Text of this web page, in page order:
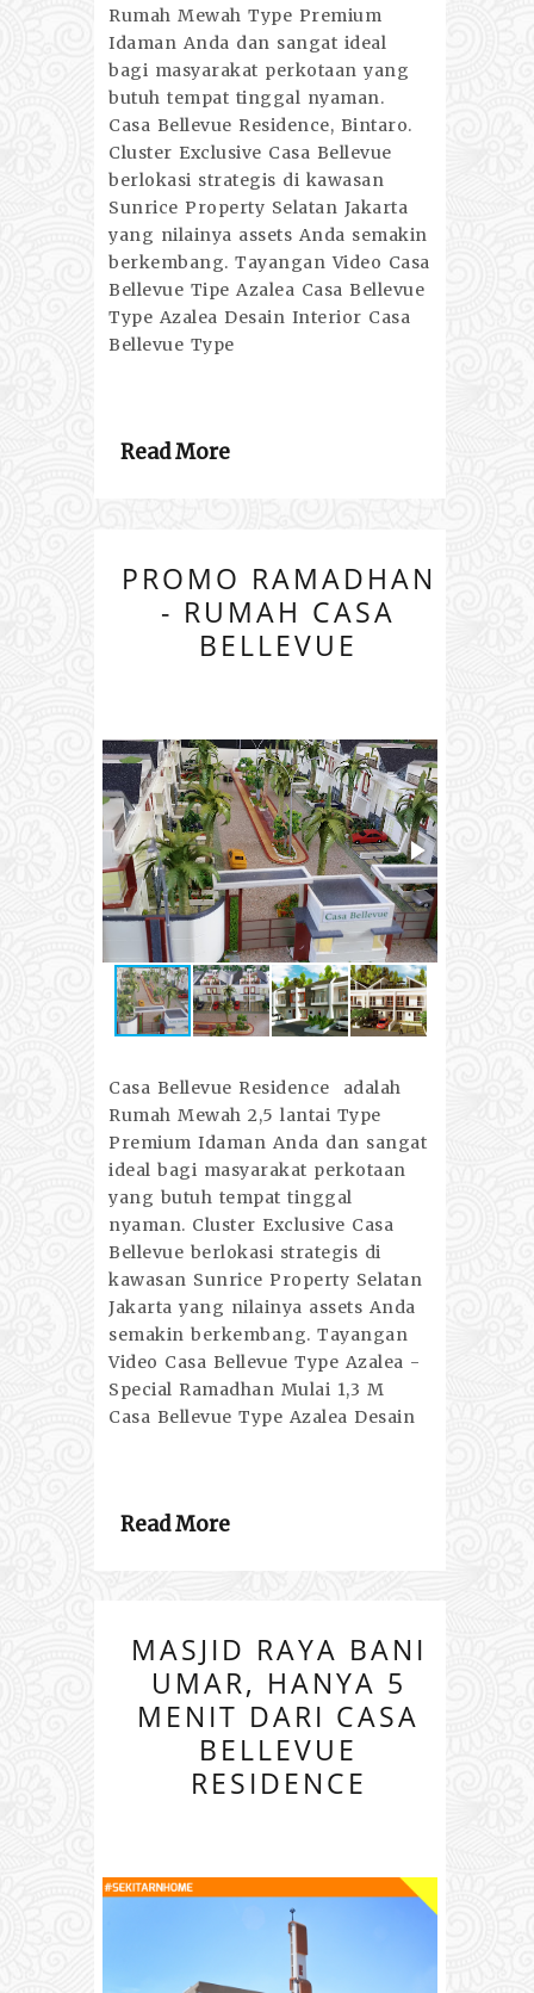
Rumah Mewah Type Premium
Idaman Anda dan sangat ideal
bagi masyarakat perkotaan yang
butuh tempat tinggal nyaman.
Casa Bellevue Residence, Bintaro.
Cluster Exclusive Casa Bellevue
berlokasi strategis di kawasan
Sunrice Property Selatan Jakarta
yang nilainya assets Anda semakin
berkembang. Tayangan Video Casa
Bellevue Tipe Azalea Casa Bellevue
Type Azalea Desain Interior Casa
Bellevue Type
Read More
PROMO RAMADHAN
- RUMAH CASA
BELLEVUE
Casa Bellevue Residence adalah
Rumah Mewah 2,5 lantai Type
Premium Idaman Anda dan sangat
ideal bagi masyarakat perkotaan
yang butuh tempat tinggal
nyaman. Cluster Exclusive Casa
Bellevue berlokasi strategis di
kawasan Sunrice Property Selatan
Jakarta yang nilainya assets Anda
semakin berkembang. Tayangan
Video Casa Bellevue Type Azalea -
Special Ramadhan Mulai 1,3 M
Casa Bellevue Type Azalea Desain
Read More
MASJID RAYA BANI
UMAR, HANYA 5
MENIT DARI CASA
BELLEVUE
RESIDENCE